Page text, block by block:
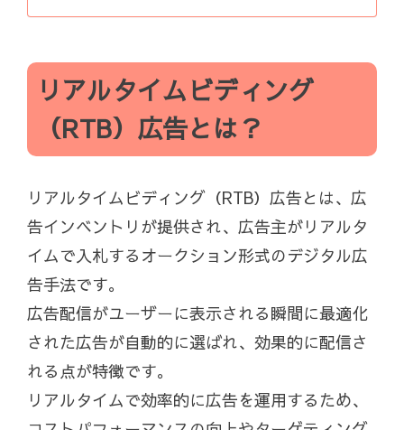
リアルタイムビディング
（RTB）広告とは？
リアルタイムビディング（RTB）広告とは、広
告インベントリが提供され、広告主がリアルタ
イムで入札するオークション形式のデジタル広
告手法です。
広告配信がユーザーに表示される瞬間に最適化
された広告が自動的に選ばれ、効果的に配信さ
れる点が特徴です。
リアルタイムで効率的に広告を運用するため、